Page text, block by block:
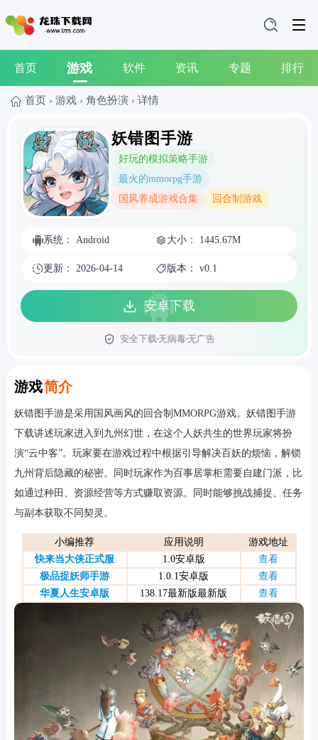
首页 游戏 软件 资讯 专题 排行
首页 › 游戏 › 角色扮演 › 详情
妖错图手游
好玩的模拟策略手游
最火的mmorpg手游
国风养成游戏合集
回合制游戏
系统： Android 大小： 1445.67M
更新： 2026-04-14 版本： v0.1
安卓下载
安全下载无病毒无广告
游戏简介
Introduction
妖错图手游是采用国风画风的回合制MMORPG游戏。妖错图手游
下载讲述玩家进入到九州幻世，在这个人妖共生的世界玩家将扮
演“云中客”。玩家要在游戏过程中根据引导解决百妖的烦恼，解锁
九州背后隐藏的秘密。同时玩家作为百事居掌柜需要自建门派，比
如通过种田、资源经营等方式赚取资源。同时能够挑战捕捉、任务
与副本获取不同契灵。
小编推荐 应用说明
游戏地址
快来当大侠正式服
1.0安卓版
查看
极品捉妖师手游
1.0.1安卓版
查看
华夏人生安卓版
138.17最新版最新版 查看